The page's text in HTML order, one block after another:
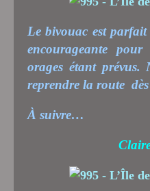
Le bivouac est parfait
encourageante
orages étant prévus.
reprendre la route
À suivre…